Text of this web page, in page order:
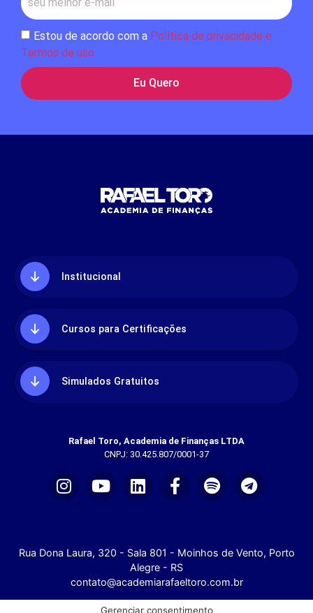
Estou de acordo com a Política de privacidade e
Termos de uso
Eu Quero
Institucional
Cursos para Certificações
Simulados Gratuitos
Rafael Toro, Academia de Finanças LTDA
CNPJ: 30.425.807/0001-37
Rua Dona Laura, 320 - Sala 801 - Moinhos de Vento, Porto
Alegre - RS
contato@academiarafaeltoro.com.br
Gerenciar consentimento